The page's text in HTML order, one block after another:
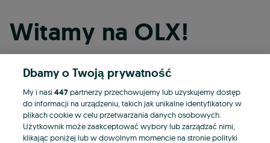
Witamy na OLX!
Kontynuuj przez Facebooka
Kontynuuj przez konto Apple
Dbamy o Twoją prywatność
My i nasi447partnerzy przechowujemy lub uzyskujemy dostęp
do informacji na urządzeniu, takich jak unikalne identyfikatory w
plikach cookie w celu przetwarzania danych osobowych.
Użytkownik może zaakceptować wybory lub zarządzać nimi,
klikając poniżej lub w dowolnym momencie na stronie polityki